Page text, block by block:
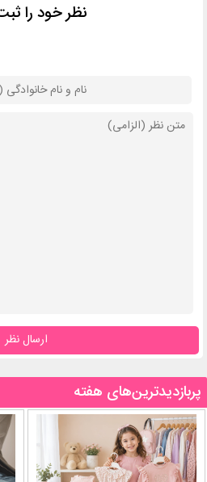
نظر خود را
ارسال نظر
پربازدیدترین‌های هفته